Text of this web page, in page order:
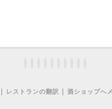
ストランの翻訳 | 酒ショップへ